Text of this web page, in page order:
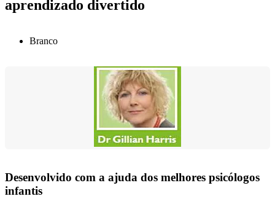
aprendizado divertido
Branco
Desenvolvido com a ajuda dos melhores psicólogos
infantis